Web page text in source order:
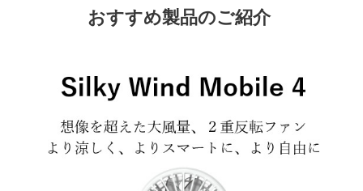
おすすめ製品のご紹介